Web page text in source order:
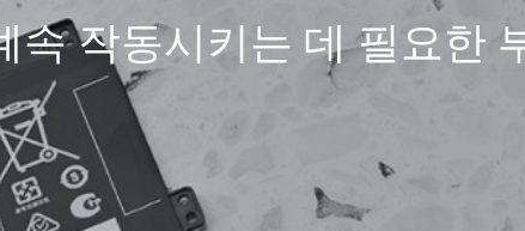
속 작동시키는 데 필요한